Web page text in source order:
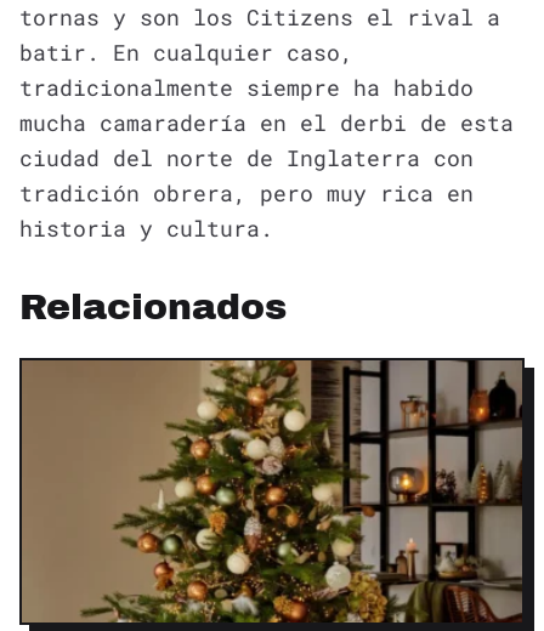
tornas y son los Citizens el rival a
batir. En cualquier caso,
tradicionalmente siempre ha habido
mucha camaradería en el derbi de esta
ciudad del norte de Inglaterra con
tradición obrera, pero muy rica en
historia y cultura.
Relacionados